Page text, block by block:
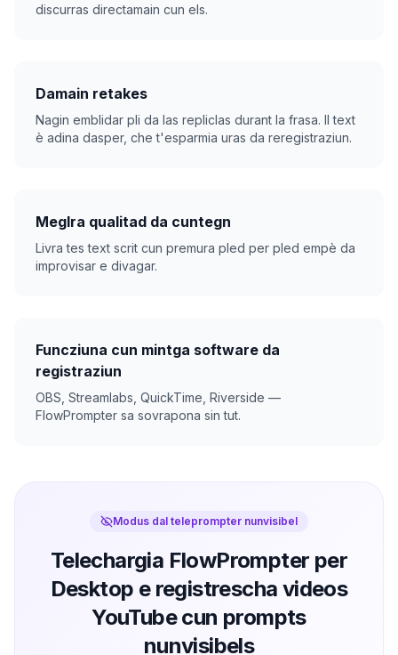
discurras directamain cun els.
Damain retakes
Nagin emblidar pli da las repliclas durant la frasa. Il text
è adina dasper, che t'esparmia uras da reregistraziun.
Meglra qualitad da cuntegn
Livra tes text scrit cun premura pled per pled empè da
improvisar e divagar.
Funcziuna cun mintga software da
registraziun
OBS, Streamlabs, QuickTime, Riverside —
FlowPrompter sa sovrapona sin tut.
Modus dal teleprompter nunvisibel
Telechargia FlowPrompter per
Desktop e registrescha videos
YouTube cun prompts
nunvisibels